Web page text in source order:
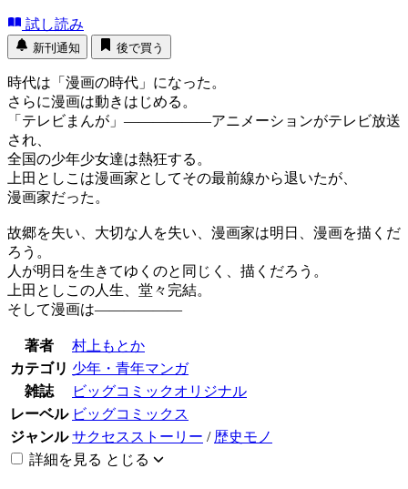
試し読み
新刊通知 後で買う
時代は「漫画の時代」になった。
さらに漫画は動きはじめる。
「テレビまんが」――――――アニメーションがテレビ放送
され、
全国の少年少女達は熱狂する。
上田としこは漫画家としてその最前線から退いたが、
漫画家だった。
故郷を失い、大切な人を失い、漫画家は明日、漫画を描くだ
ろう。
人が明日を生きてゆくのと同じく、描くだろう。
上田としこの人生、堂々完結。
そして漫画は――――――
著者
村上もとか
カテゴリ 少年・青年マンガ
雑誌
ビッグコミックオリジナル
レーベル ビッグコミックス
ジャンル サクセスストーリー / 歴史モノ
詳細を見る とじる